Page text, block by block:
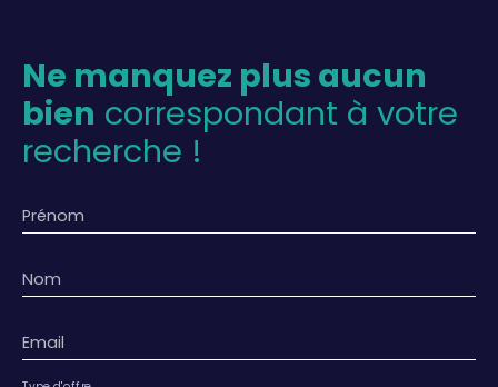
Ne manquez plus aucun
bien correspondant à votre
recherche !
Prénom
Nom
Email